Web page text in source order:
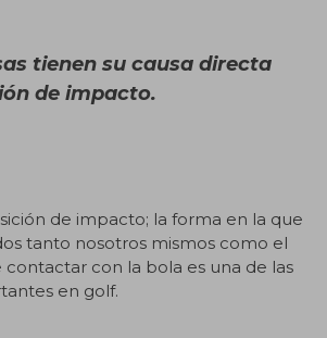
tienen su causa directa
de impacto.
de impacto; la forma en la que
tanto nosotros mismos como el
contactar con la bola es una de las
en golf.